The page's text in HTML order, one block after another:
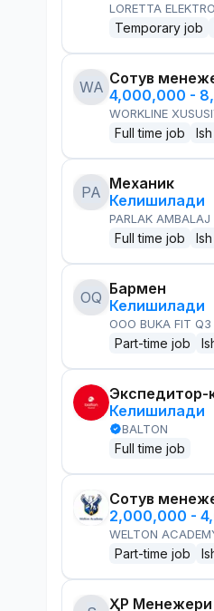
LORETTA
Temporary job
WA Сотув
4,000,000 -
WORKLINE
Full time job
PA Механик
Келишилади
PARLAK AMBALAJ
Full time job
OQ Бармен
Келишилади
OOO BUKA FIT Q3
Part-time job
Экспедитор-
Келишилади
BALTON
Full time job
Сотув
2,000,000 -
WELTON
Part-time job
ҲР Менежери